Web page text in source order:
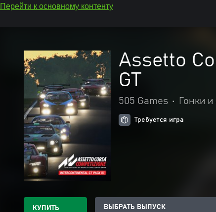
Перейти к основному контенту
Assetto
GT
505 Games • Гонки
Требуется игра
КУПИТЬ
ВЫБРАТЬ ВЫПУСК